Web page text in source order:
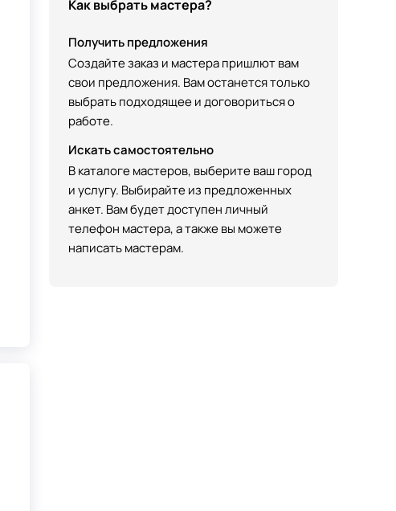
Как выбрать мастера?
Получить предложения
Создайте заказ и мастера пришлют вам
свои предложения. Вам останется только
выбрать подходящее и договориться о
работе.
Искать самостоятельно
В каталоге мастеров, выберите ваш город
и услугу. Выбирайте из предложенных
анкет. Вам будет доступен личный
телефон мастера, а также вы можете
написать мастерам.